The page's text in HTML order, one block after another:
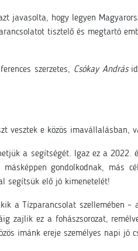
javasolta, hogy legyen
tisztelő és megtartó
szerzetes, Csókay András
vesztek e közös
a segítségét. Igaz ez a
gondolkodnak, más
segítsük elő jó kimenetelét!
a Tízparancsolat szellemében
zajlik ez a fohászsorozat,
imánk ereje személyes napi jó